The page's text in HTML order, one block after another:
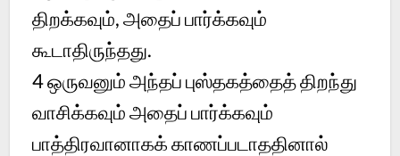
திறக்கவும், அதைப் பார்க்கவும்
கூடாதிருந்தது.
4ஒருவனும் அந்தப் புஸ்தகத்தைத் திறந்து
வாசிக்கவும் அதைப் பார்க்கவும்
பாத்திரவானாகக் காணப்படாததினால்